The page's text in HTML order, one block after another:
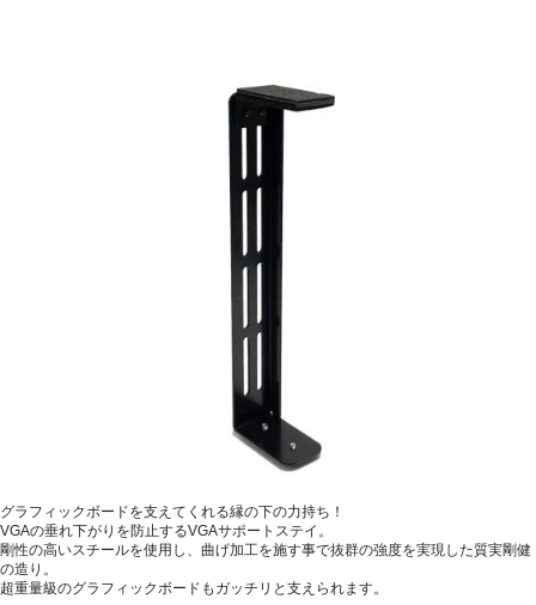
グラフィックボードを支えてくれる縁の下の力持ち！
VGAの垂れ下がりを防止するVGAサポートステイ。
剛性の高いスチールを使用し、曲げ加工を施す事で抜群の強度を実現した質実剛健
の造り。
超重量級のグラフィックボードもガッチリと支えられます。